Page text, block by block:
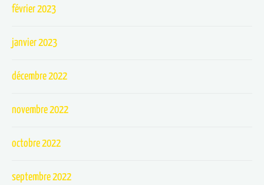
février 2023
janvier 2023
décembre 2022
novembre 2022
octobre 2022
septembre 2022